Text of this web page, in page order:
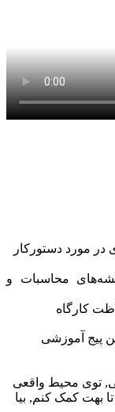
مورد دستورکار
محاسبات و
پیج آموزشی
توی محیط واقعی
بهت کمک کنم, بیا